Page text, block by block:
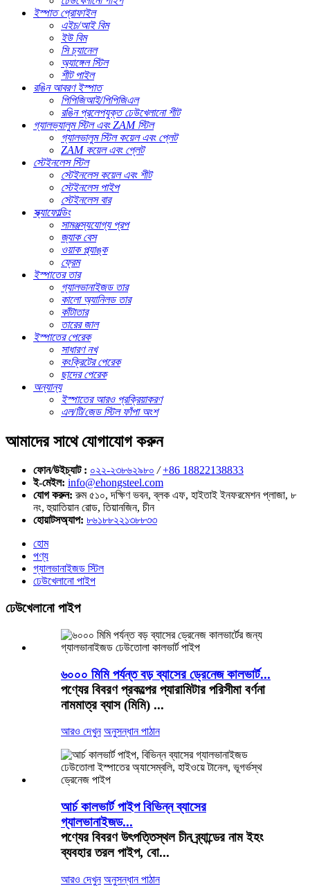
ইস্পাত প্রোফাইল
এইচ/আই বিম
ইউ বিম
সি চ্যানেল
অ্যাঙ্গেল স্টিল
শীট পাইল
রঙিন আবরণ ইস্পাত
পিপিজিআই/পিপিজিএল
রঙিন প্রলেপযুক্ত ঢেউখেলানো শীট
গ্যালভ্যালুম স্টিল এবং ZAM স্টিল
গ্যালভালুম স্টিল কয়েল এবং প্লেট
ZAM কয়েল এবং প্লেট
স্টেইনলেস স্টিল
স্টেইনলেস কয়েল এবং শীট
স্টেইনলেস পাইপ
স্টেইনলেস বার
স্ক্যাফোল্ডিং
সামঞ্জস্যযোগ্য প্রপ
জ্যাক বেস
ওয়াক প্ল্যাঙ্ক
ফ্রেম
ইস্পাতের তার
গ্যালভানাইজড তার
কালো অ্যানিলড তার
কাঁটাতার
তারের জাল
ইস্পাতের পেরেক
সাধারণ নখ
কংক্রিটের পেরেক
ছাদের পেরেক
অন্যান্য
ইস্পাতের আরও প্রক্রিয়াকরণ
এল/টি/জেড স্টিল ফাঁপা অংশ
আমাদের সাথে যোগাযোগ করুন
ফোন/উইচ্যাট : ০২২-২৩৮৬২৯৮০ / +86 18822138833
ই-মেইল: info@ehongsteel.com
যোগ করুন: রুম ৫১০, দক্ষিণ ভবন, ব্লক এফ, হাইতাই ইনফরমেশন প্লাজা, ৮
নং, হুয়াতিয়ান রোড, তিয়ানজিন, চীন
হোয়াটসঅ্যাপ: ৮৬১৮৮২২১৩৮৮৩৩
হোম
পণ্য
গ্যালভানাইজড স্টিল
ঢেউখেলানো পাইপ
ঢেউখেলানো পাইপ
৬০০০ মিমি পর্যন্ত বড় ব্যাসের ড্রেনেজ কালভার্ট...
পণ্যের বিবরণ প্রকল্পের প্যারামিটার পরিসীমা বর্ণনা
নামমাত্র ব্যাস (মিমি) ...
আরও দেখুন অনুসন্ধান পাঠান
আর্চ কালভার্ট পাইপ বিভিন্ন ব্যাসের
গ্যালভানাইজড...
পণ্যের বিবরণ উৎপত্তিস্থল চীন ব্র্যান্ডের নাম ইহং
ব্যবহার তরল পাইপ, বো...
আরও দেখুন অনুসন্ধান পাঠান